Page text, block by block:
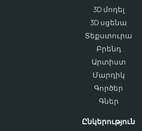
3D մոդել
3D սցենա
Տեքստուրա
Բրենդ
Արտիստ
Մարդիկ
Գործեր
Գներ
Ընկերություն